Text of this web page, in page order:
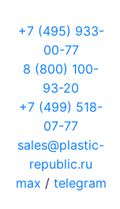
+7 (495) 933-
00-77
8 (800) 100-
93-20
+7 (499) 518-
07-77
sales@plastic-
republic.ru
max / telegram